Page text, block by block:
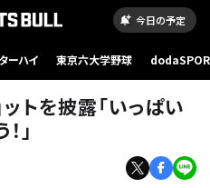
今日の予定
ーハイ 東京六大学野球
トを披露「いっぱい
」